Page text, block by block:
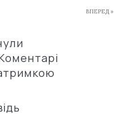
ВПЕРЕД »